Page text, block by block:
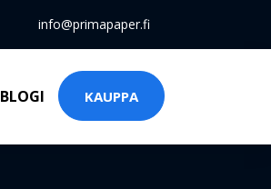
info@primapaper.fi
BLOGI KAUPPA